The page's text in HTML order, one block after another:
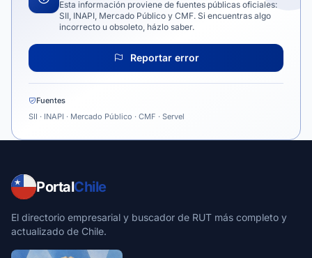
Esta información proviene de fuentes públicas oficiales:
SII, INAPI, Mercado Público y CMF. Si encuentras algo
incorrecto u obsoleto, házlo saber.
Reportar error
Fuentes
SII · INAPI · Mercado Público · CMF · Servel
PortalChile
El directorio empresarial y buscador de RUT más completo y
actualizado de Chile.